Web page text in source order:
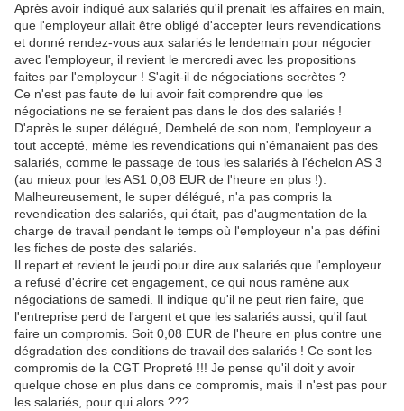
Après avoir indiqué aux salariés qu'il prenait les affaires en main,
que l'employeur allait être obligé d'accepter leurs revendications
et donné rendez-vous aux salariés le lendemain pour négocier
avec l'employeur, il revient le mercredi avec les propositions
faites par l'employeur ! S'agit-il de négociations secrètes ?
Ce n'est pas faute de lui avoir fait comprendre que les
négociations ne se feraient pas dans le dos des salariés !
D'après le super délégué, Dembelé de son nom, l'employeur a
tout accepté, même les revendications qui n'émanaient pas des
salariés, comme le passage de tous les salariés à l'échelon AS 3
(au mieux pour les AS1 0,08 EUR de l'heure en plus !).
Malheureusement, le super délégué, n'a pas compris la
revendication des salariés, qui était, pas d'augmentation de la
charge de travail pendant le temps où l'employeur n'a pas défini
les fiches de poste des salariés.
Il repart et revient le jeudi pour dire aux salariés que l'employeur
a refusé d'écrire cet engagement, ce qui nous ramène aux
négociations de samedi. Il indique qu'il ne peut rien faire, que
l'entreprise perd de l'argent et que les salariés aussi, qu'il faut
faire un compromis. Soit 0,08 EUR de l'heure en plus contre une
dégradation des conditions de travail des salariés ! Ce sont les
compromis de la CGT Propreté !!! Je pense qu'il doit y avoir
quelque chose en plus dans ce compromis, mais il n'est pas pour
les salariés, pour qui alors ???